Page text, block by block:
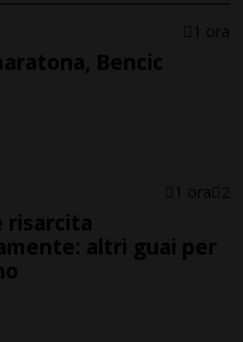
1 ora
Bencic
1 ora 2
risarcita
altri guai per